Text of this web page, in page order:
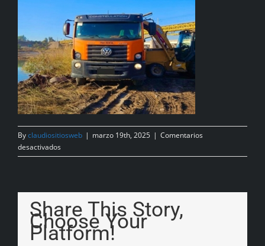
Byclaudiositiosweb | marzo 19th, 2025 | Comentarios
desactivados
Share This Story,
Choose Your
Platform!